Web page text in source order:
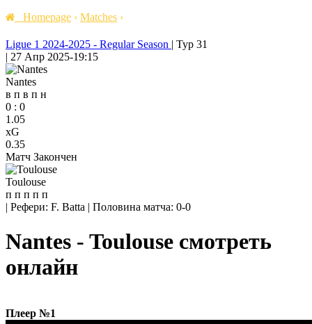
Homepage › Matches ›
Ligue 1 2024-2025 - Regular Season | Тур 31
| 27 Апр 2025-19:15
Nantes
в п в п н
0 : 0
1.05
xG
0.35
Матч Закончен
Toulouse
п п п п п
| Рефери: F. Batta | Половина матча: 0-0
Nantes - Toulouse смотреть
онлайн
Плеер №1